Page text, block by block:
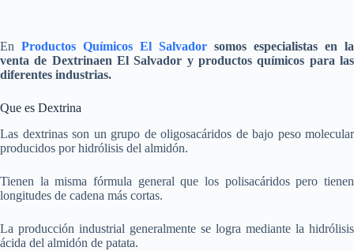
En Productos Químicos El Salvador somos especialistas en la
venta de Dextrinaen El Salvador y productos químicos para las
diferentes industrias.
Que es Dextrina
Las dextrinas son un grupo de oligosacáridos de bajo peso molecular
producidos por hidrólisis del almidón.
Tienen la misma fórmula general que los polisacáridos pero tienen
longitudes de cadena más cortas.
La producción industrial generalmente se logra mediante la hidrólisis
ácida del almidón de patata.